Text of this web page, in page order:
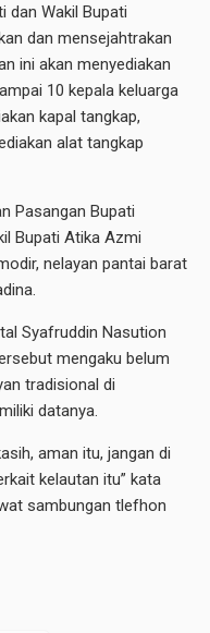
dan Wakil Bupati
dan mensejahtrakan
ini akan menyediakan
10 kepala keluarga
kapal tangkap,
alat tangkap
Pasangan Bupati
Bupati Atika Azmi
nelayan pantai barat
Syafruddin Nasution
mengaku belum
tradisional di
datanya.
aman itu, jangan di
kelautan itu” kata
sambungan tlefhon